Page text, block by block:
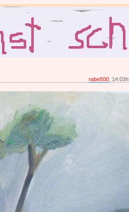
rabe500 , 14:03h